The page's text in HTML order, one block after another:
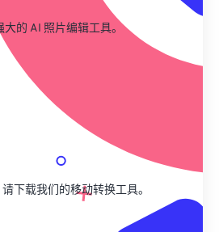
大的 AI 照片编辑工具。
下载我们的移动转换工具。